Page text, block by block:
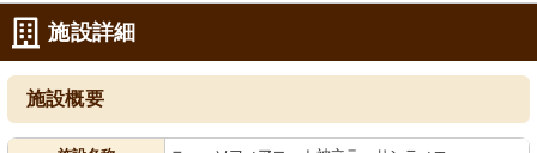
施設詳細
施設概要